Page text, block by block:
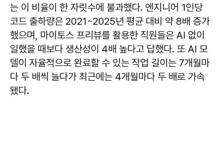
는 이 비율이 한 자릿수에 불과했다. 엔지니어 1인당
코드 출하량은 2021~2025년 평균 대비 약 8배 증가
했으며, 마이토스 프리뷰를 활용한 직원들은 AI 없이
일했을 때보다 생산성이 4배 높다고 답했다. 또 AI 모
델이 자율적으로 완료할 수 있는 작업 길이는 7개월마
다 두 배씩 늘다가 최근에는 4개월마다 두 배로 가속
됐다.